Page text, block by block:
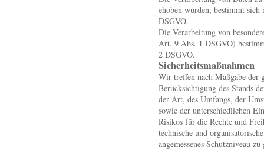
ehoben wurden, bestimmt
DSGVO.
Die Verarbeitung von
Art. 9 Abs. 1 DSGVO)
2 DSGVO.
Sicherheitsmaßnahmen
Wir treffen nach Maßgabe der
Berücksichtigung des Stands
der Art, des Umfangs, der
sowie der unterschiedlichen
Risikos für die Rechte und
technische und
angemessenes Schutzniveau